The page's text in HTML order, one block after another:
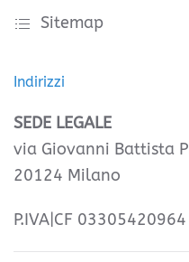
Sitemap
Indirizzi
SEDE LEGALE
via Giovanni Battista
20124 Milano
P.IVA|CF 03305420964